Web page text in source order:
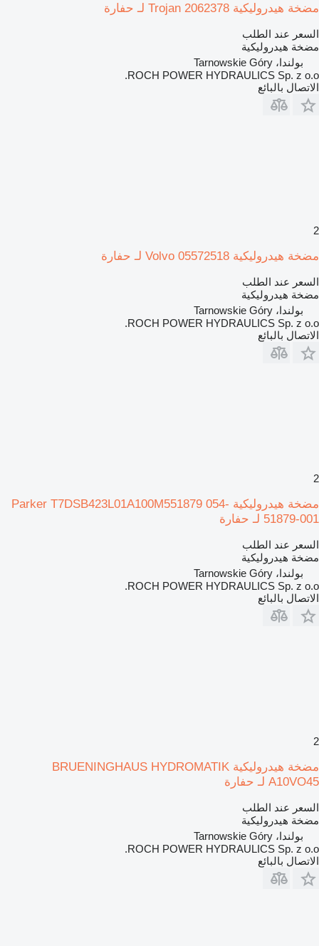
مضخة هيدروليكية Trojan 2062378 لـ حفارة
السعر عند الطلب
مضخة هيدروليكية
بولندا، Tarnowskie Góry
ROCH POWER HYDRAULICS Sp. z o.o.
الاتصال بالبائع
2
مضخة هيدروليكية Volvo 05572518 لـ حفارة
السعر عند الطلب
مضخة هيدروليكية
بولندا، Tarnowskie Góry
ROCH POWER HYDRAULICS Sp. z o.o.
الاتصال بالبائع
2
مضخة هيدروليكية Parker T7DSB423L01A100M551879 054-
51879-001 لـ حفارة
السعر عند الطلب
مضخة هيدروليكية
بولندا، Tarnowskie Góry
ROCH POWER HYDRAULICS Sp. z o.o.
الاتصال بالبائع
2
مضخة هيدروليكية BRUENINGHAUS HYDROMATIK
A10VO45 لـ حفارة
السعر عند الطلب
مضخة هيدروليكية
بولندا، Tarnowskie Góry
ROCH POWER HYDRAULICS Sp. z o.o.
الاتصال بالبائع